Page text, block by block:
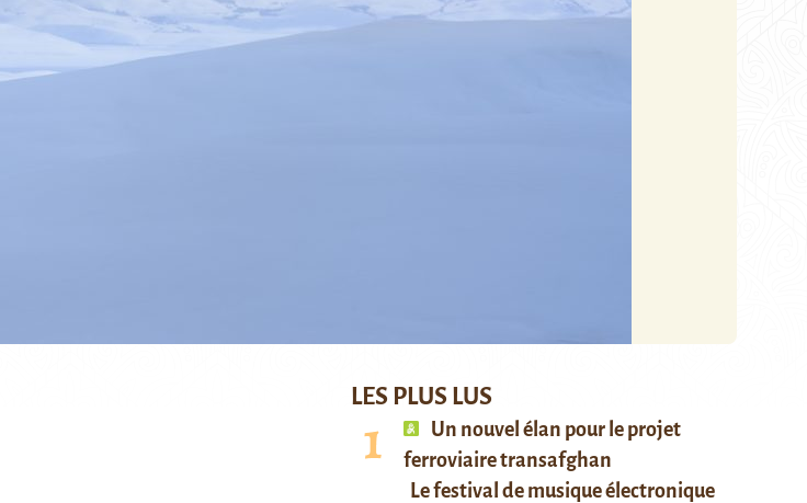
LES PLUS LUS
Un nouvel élan pour le projet
ferroviaire transafghan
Le festival de musique électronique